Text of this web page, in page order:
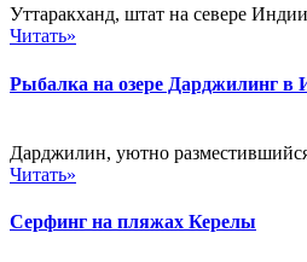
Уттаракханд, штат на севере
Читать»
Рыбалка на озере Дарджилинг в
Дарджилин, уютно
Читать»
Серфинг на пляжах Керелы